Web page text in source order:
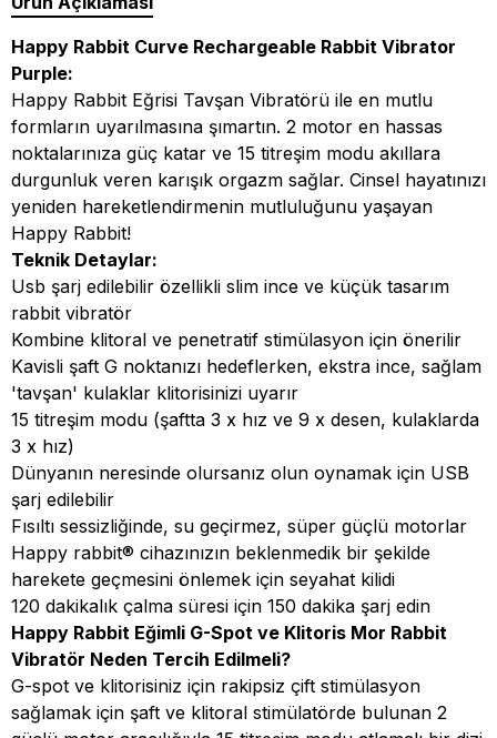
Happy Rabbit Curve Rechargeable Rabbit Vibrator
Purple:
Happy Rabbit Eğrisi Tavşan Vibratörü ile en mutlu
formların uyarılmasına şımartın. 2 motor en hassas
noktalarınıza güç katar ve 15 titreşim modu akıllara
durgunluk veren karışık orgazm sağlar. Cinsel hayatınızı
yeniden hareketlendirmenin mutluluğunu yaşayan
Happy Rabbit!
Teknik Detaylar:
Usb şarj edilebilir özellikli slim ince ve küçük tasarım
rabbit vibratör
Kombine klitoral ve penetratif stimülasyon için önerilir
Kavisli şaft G noktanızı hedeflerken, ekstra ince, sağlam
'tavşan' kulaklar klitorisinizi uyarır
15 titreşim modu (şaftta 3 x hız ve 9 x desen, kulaklarda
3 x hız)
Dünyanın neresinde olursanız olun oynamak için USB
şarj edilebilir
Fısıltı sessizliğinde, su geçirmez, süper güçlü motorlar
Happy rabbit® cihazınızın beklenmedik bir şekilde
harekete geçmesini önlemek için seyahat kilidi
120 dakikalık çalma süresi için 150 dakika şarj edin
Happy Rabbit Eğimli G-Spot ve Klitoris Mor Rabbit
Vibratör Neden Tercih Edilmeli?
G-spot ve klitorisiniz için rakipsiz çift stimülasyon
sağlamak için şaft ve klitoral stimülatörde bulunan 2